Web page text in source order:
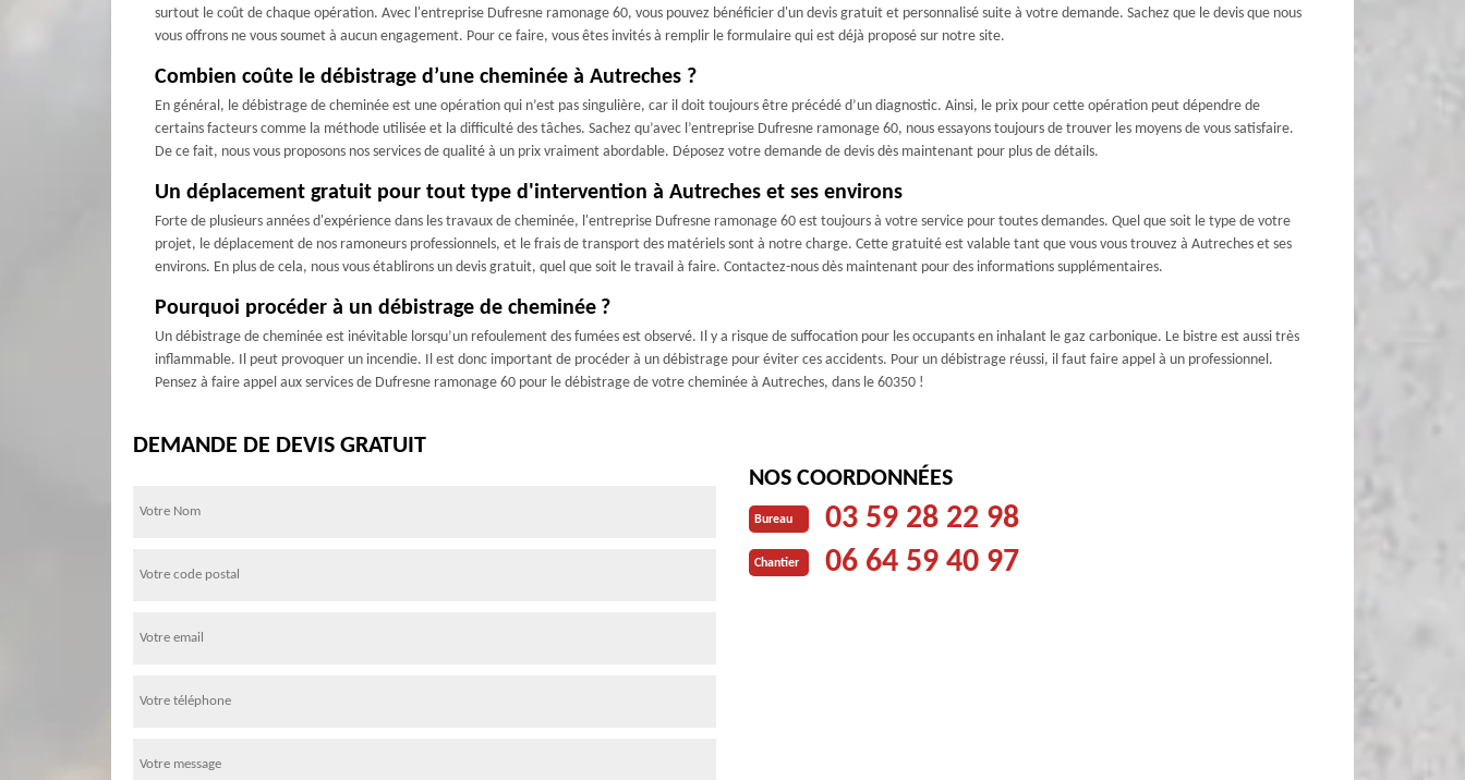
surtout le coût de chaque opération. Avec l'entreprise Dufresne ramonage 60, vous pouvez bénéficier d'un devis gratuit et personnalisé suite à votre demande. Sachez que le devis que nous
vous offrons ne vous soumet à aucun engagement. Pour ce faire, vous êtes invités à remplir le formulaire qui est déjà proposé sur notre site.
Combien coûte le débistrage d’une cheminée à Autreches ?
En général, le débistrage de cheminée est une opération qui n’est pas singulière, car il doit toujours être précédé d’un diagnostic. Ainsi, le prix pour cette opération peut dépendre de
certains facteurs comme la méthode utilisée et la difficulté des tâches. Sachez qu’avec l’entreprise Dufresne ramonage 60, nous essayons toujours de trouver les moyens de vous satisfaire.
De ce fait, nous vous proposons nos services de qualité à un prix vraiment abordable. Déposez votre demande de devis dès maintenant pour plus de détails.
Un déplacement gratuit pour tout type d'intervention à Autreches et ses environs
Forte de plusieurs années d'expérience dans les travaux de cheminée, l'entreprise Dufresne ramonage 60 est toujours à votre service pour toutes demandes. Quel que soit le type de votre
projet, le déplacement de nos ramoneurs professionnels, et le frais de transport des matériels sont à notre charge. Cette gratuité est valable tant que vous vous trouvez à Autreches et ses
environs. En plus de cela, nous vous établirons un devis gratuit, quel que soit le travail à faire. Contactez-nous dès maintenant pour des informations supplémentaires.
Pourquoi procéder à un débistrage de cheminée ?
Un débistrage de cheminée est inévitable lorsqu’un refoulement des fumées est observé. Il y a risque de suffocation pour les occupants en inhalant le gaz carbonique. Le bistre est aussi très
inflammable. Il peut provoquer un incendie. Il est donc important de procéder à un débistrage pour éviter ces accidents. Pour un débistrage réussi, il faut faire appel à un professionnel.
Pensez à faire appel aux services de Dufresne ramonage 60 pour le débistrage de votre cheminée à Autreches, dans le 60350 !
DEMANDE DE DEVIS GRATUIT
NOS COORDONNÉES
Bureau 03 59 28 22 98
Chantier 06 64 59 40 97